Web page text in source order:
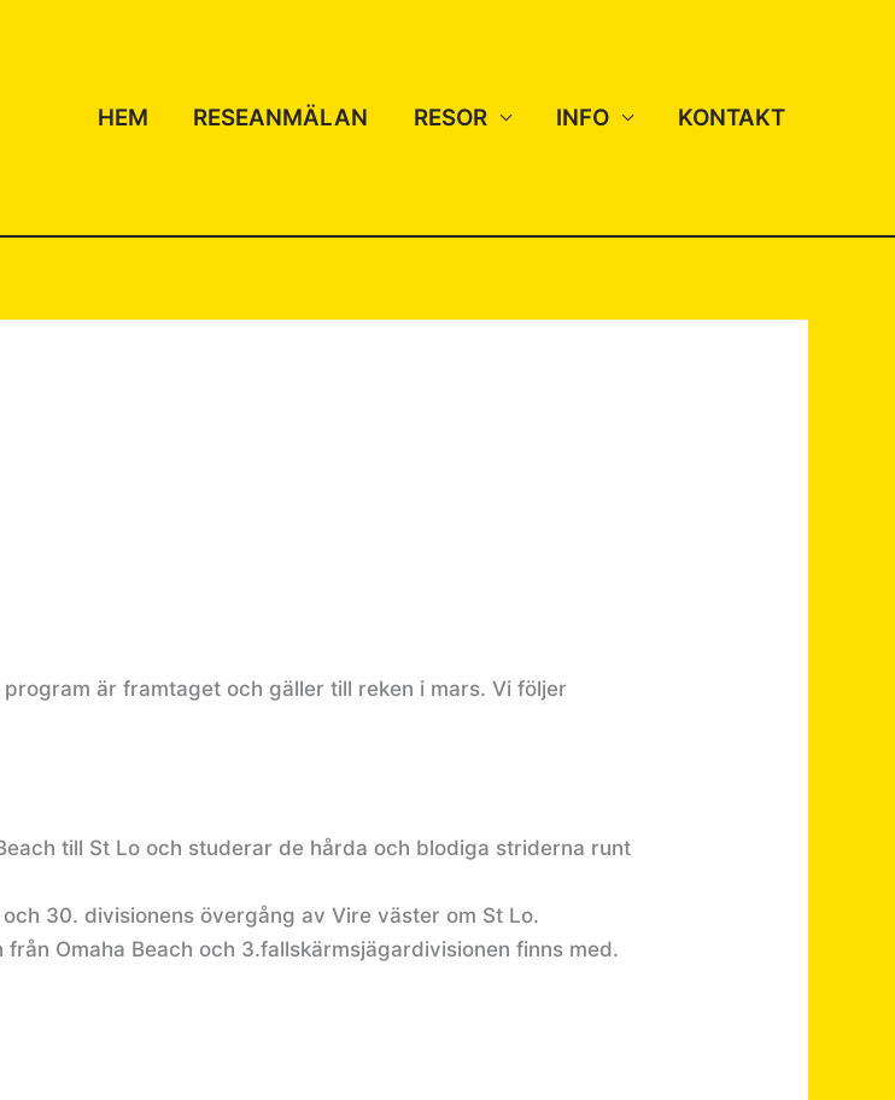
HEM RESEANMÄLAN RESOR INFO KONTAKT
är framtaget och gäller till reken i mars. Vi följer
till St Lo och studerar de hårda och blodiga striderna runt
30. divisionens övergång av Vire väster om St Lo.
Omaha Beach och 3.fallskärmsjägardivisionen finns med.